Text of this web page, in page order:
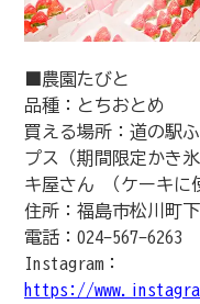
■農園たびと
品種：とちおとめ
買える場所：道の駅
プス（期間限定かき
キ屋さん （ケーキに
住所：福島市松川町
電話：024-567-6263
Instagram：
https://